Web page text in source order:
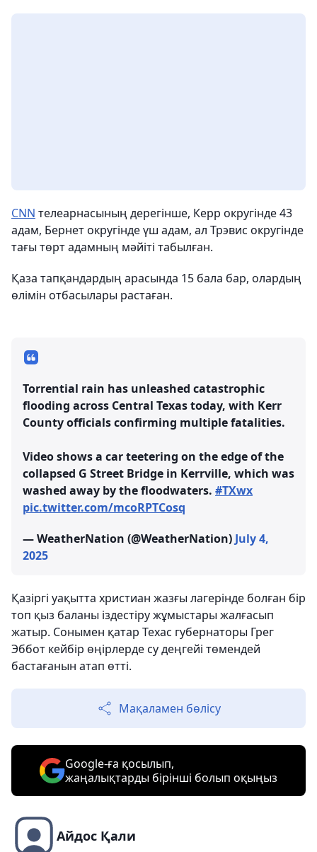
CNN телеарнасының дерегінше, Керр округінде 43
адам, Бернет округінде үш адам, ал Трэвис округінде
тағы төрт адамның мәйіті табылған.
Қаза тапқандардың арасында 15 бала бар, олардың
өлімін отбасылары растаған.
Torrential rain has unleashed catastrophic
flooding across Central Texas today, with Kerr
County officials confirming multiple fatalities.
Video shows a car teetering on the edge of the
collapsed G Street Bridge in Kerrville, which was
washed away by the floodwaters. #TXwx
pic.twitter.com/mcoRPTCosq
— WeatherNation (@WeatherNation)July 4,
2025
Қазіргі уақытта христиан жазғы лагерінде болған бір
топ қыз баланы іздестіру жұмыстары жалғасып
жатыр. Сонымен қатар Техас губернаторы Грег
Эббот кейбір өңірлерде су деңгейі төмендей
бастағанын атап өтті.
Мақаламен бөлісу
Google-ға қосылып,
жаңалықтарды бірінші болып оқыңыз
Айдос Қали